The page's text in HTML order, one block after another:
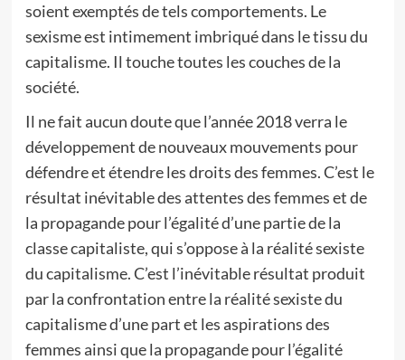
soient exemptés de tels comportements. Le
sexisme est intimement imbriqué dans le tissu du
capitalisme. Il touche toutes les couches de la
société.
Il ne fait aucun doute que l’année 2018 verra le
développement de nouveaux mouvements pour
défendre et étendre les droits des femmes. C’est le
résultat inévitable des attentes des femmes et de
la propagande pour l’égalité d’une partie de la
classe capitaliste, qui s’oppose à la réalité sexiste
du capitalisme. C’est l’inévitable résultat produit
par la confrontation entre la réalité sexiste du
capitalisme d’une part et les aspirations des
femmes ainsi que la propagande pour l’égalité